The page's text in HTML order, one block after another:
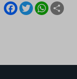
F
a
T
w
W
h